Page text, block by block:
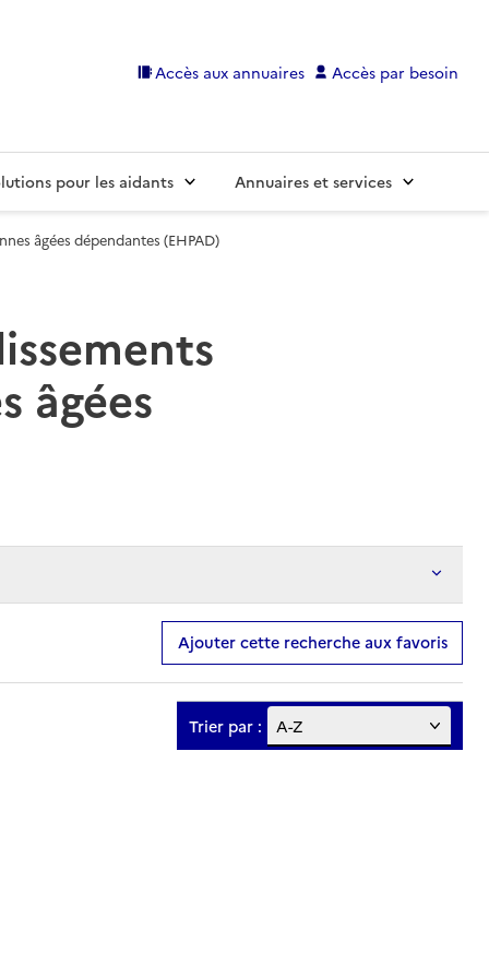
Accès aux annuaires Accès par besoin
pour les aidants Annuaires et services
âgées dépendantes (EHPAD)
âgées
Ajouter cette recherche aux favoris
Trier par :